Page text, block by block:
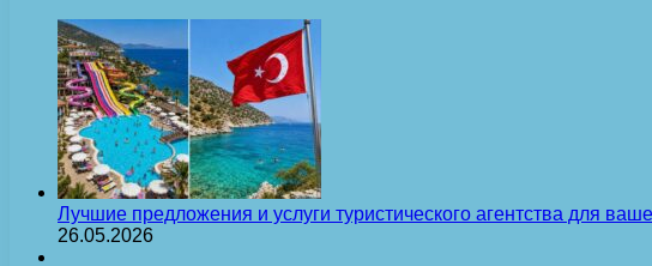
Лучшие предложения и услуги туристического агентства для
26.05.2026